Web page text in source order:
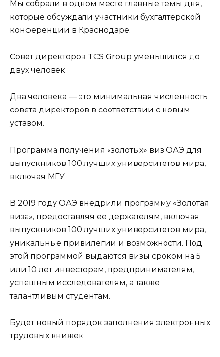
Мы собрали в одном месте главные темы дня,
которые обсуждали участники бухгалтерской
конференции в Краснодаре.
Совет директоров TCS Group уменьшился до
двух человек
Два человека — это минимальная численность
совета директоров в соответствии с новым
уставом.
Программа получения «золотых» виз ОАЭ для
выпускников 100 лучших университетов мира,
включая МГУ
В 2019 году ОАЭ внедрили программу «Золотая
виза», предоставляя ее держателям, включая
выпускников 100 лучших университетов мира,
уникальные привилегии и возможности. Под
этой программой выдаются визы сроком на 5
или 10 лет инвесторам, предпринимателям,
успешным исследователям, а также
талантливым студентам.
Будет новый порядок заполнения электронных
трудовых книжек